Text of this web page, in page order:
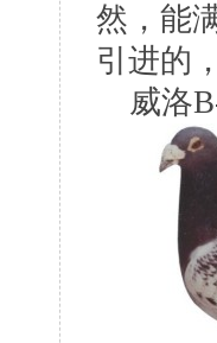
然，能
引进的
威洛